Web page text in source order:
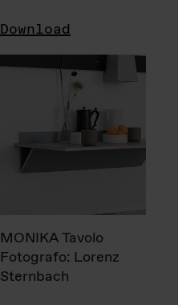
Download
MONIKA Tavolo
Fotografo: Lorenz
Sternbach